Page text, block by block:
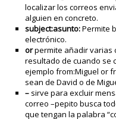
localizar los correos
alguien en concreto.
subject:asunto:Permite
electrónico.
orpermite añadir varias
resultado de cuando se
ejemplo from:Miguel or
sean de David o de
– sirve para excluir
correo –pepito busca
que tengan la palabra